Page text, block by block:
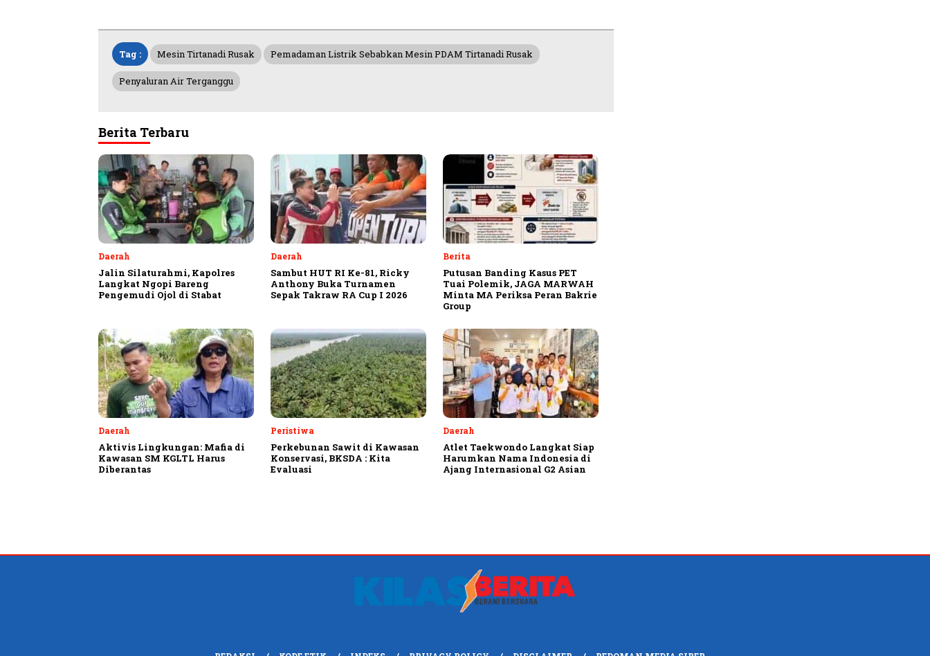
Tag : Mesin Tirtanadi Rusak Pemadaman Listrik Sebabkan Mesin PDAM Tirtanadi Rusak
Penyaluran Air Terganggu
Berita Terbaru
Daerah
Jalin Silaturahmi, Kapolres
Langkat Ngopi Bareng
Pengemudi Ojol di Stabat
Daerah
Sambut HUT RI Ke-81, Ricky
Anthony Buka Turnamen
Sepak Takraw RA Cup I 2026
Berita
Putusan Banding Kasus PET
Tuai Polemik, JAGA MARWAH
Minta MA Periksa Peran Bakrie
Group
Daerah
Aktivis Lingkungan: Mafia di
Kawasan SM KGLTL Harus
Diberantas
Peristiwa
Perkebunan Sawit di Kawasan
Konservasi, BKSDA : Kita
Evaluasi
Daerah
Atlet Taekwondo Langkat Siap
Harumkan Nama Indonesia di
Ajang Internasional G2 Asian